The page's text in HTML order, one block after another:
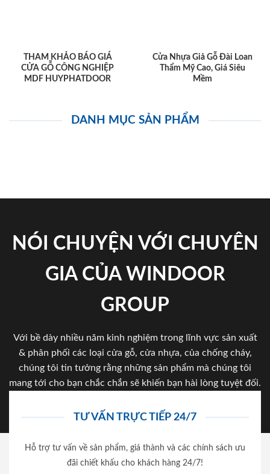
THAM KHẢO BÁO GIÁ
CỬA GỖ CÔNG NGHIỆP
MDF HUYPHATDOOR
Cửa Nhựa Giả Gỗ Đài Loan
Thẩm Mỹ Cao, Giá Siêu
Mềm
DANH MỤC SẢN PHẨM
NÓI CHUYỆN VỚI CHUYÊN
GIA CỦA WINDOOR
GROUP
Với bề dày nhiều năm kinh nghiệm trong lĩnh vực sản xuất
& phân phối các loại cửa gỗ, cửa nhựa, của chống cháy,
chúng tôi tin tưởng rằng những sản phẩm mà chúng tôi
mang tới cho bạn chắc chắn sẽ khiến bạn hài lòng tuyệt đối.
TƯ VẤN TRỰC TIẾP 24/7
Hỗ trợ tư vấn về sản phẩm, giá thành và các chính sách ưu
đãi chiết khấu cho khách hàng 24/7!